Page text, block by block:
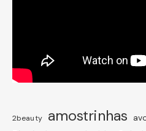
2beauty amostrinhas